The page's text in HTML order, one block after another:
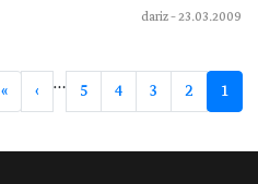
23.03.2009
–
dariz
1
2
3
4
5
…
›
»